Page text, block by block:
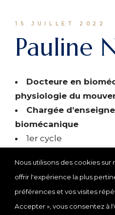
15 JUILLET 2022
Pauline
Docteure en
physiologie du
Chargée
biomécanique
1er cycle
Nous utilisons des cookies
offrir l'expérience la plus
préférences et vos visites
Accepter », vous consentez à